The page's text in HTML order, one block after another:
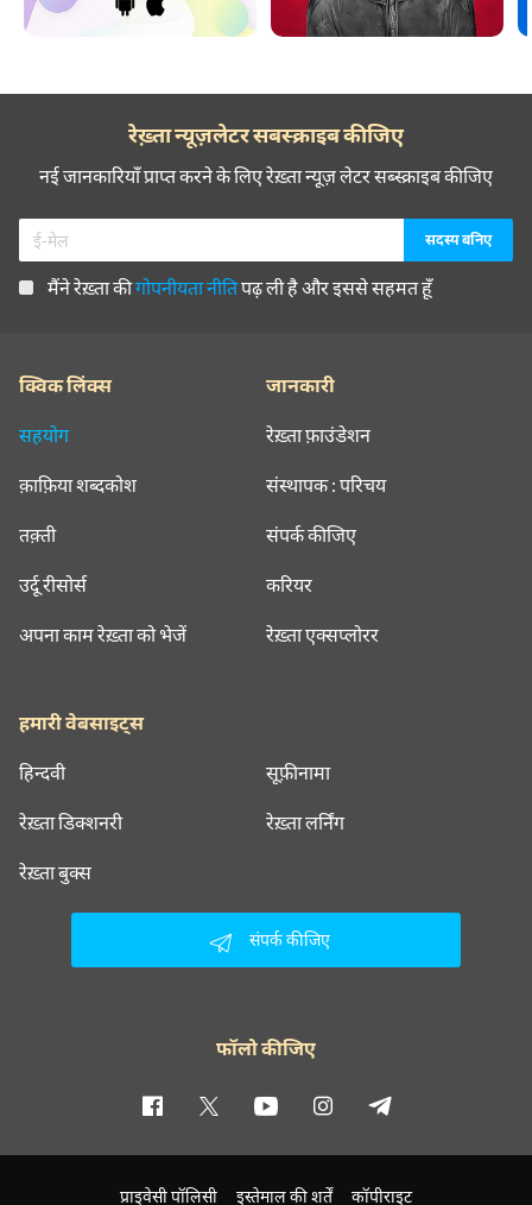
रेख़्ता न्यूज़लेटर सबस्क्राइब कीजिए
नई जानकारियाँ प्राप्त करने के लिए रेख़्ता न्यूज़ लेटर सब्स्क्राइब कीजिए
मैंने रेख़्ता कीगोपनीयता नीतिपढ़ ली है और इससे सहमत हूँ
क्विक लिंक्स
सहयोग
क़ाफ़िया शब्दकोश
तक़्ती
उर्दू रीसोर्स
अपना काम रेख़्ता को भेजें
जानकारी
रेख़्ता फ़ाउंडेशन
संस्थापक : परिचय
संपर्क कीजिए
करियर
रेख़्ता एक्सप्लोरर
हमारी वेबसाइट्स
हिन्दवी सूफ़ीनामा
रेख़्ता डिक्शनरी रेख़्ता लर्निंग
रेख़्ता बुक्स
संपर्क कीजिए
फॉलो कीजिए
प्राइवेसी पॉलिसी इस्तेमाल की शर्तें कॉपीराइट